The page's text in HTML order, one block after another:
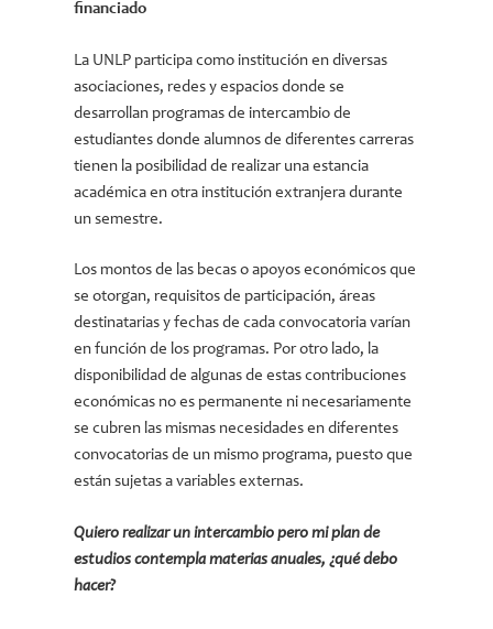
financiado
La UNLP participa como institución en diversas
asociaciones, redes y espacios donde se
desarrollan programas de intercambio de
estudiantes donde alumnos de diferentes carreras
tienen la posibilidad de realizar una estancia
académica en otra institución extranjera durante
un semestre.
Los montos de las becas o apoyos económicos que
se otorgan, requisitos de participación, áreas
destinatarias y fechas de cada convocatoria varían
en función de los programas. Por otro lado, la
disponibilidad de algunas de estas contribuciones
económicas no es permanente ni necesariamente
se cubren las mismas necesidades en diferentes
convocatorias de un mismo programa, puesto que
están sujetas a variables externas.
Quiero realizar un intercambio pero mi plan de
estudios contempla materias anuales, ¿qué debo
hacer?